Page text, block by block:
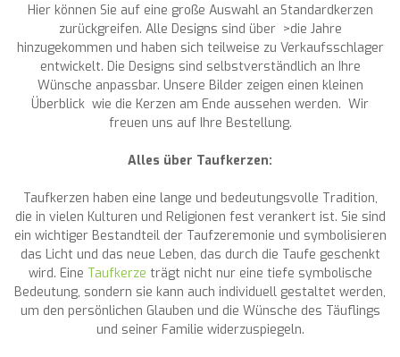
Hier können Sie auf eine große Auswahl an Standardkerzen
zurückgreifen. Alle Designs sind über >die Jahre
hinzugekommen und haben sich teilweise zu Verkaufsschlager
entwickelt. Die Designs sind selbstverständlich an Ihre
Wünsche anpassbar. Unsere Bilder zeigen einen kleinen
Überblick wie die Kerzen am Ende aussehen werden. Wir
freuen uns auf Ihre Bestellung.
Alles über Taufkerzen:
Taufkerzen haben eine lange und bedeutungsvolle Tradition,
die in vielen Kulturen und Religionen fest verankert ist. Sie sind
ein wichtiger Bestandteil der Taufzeremonie und symbolisieren
das Licht und das neue Leben, das durch die Taufe geschenkt
wird. Eine Taufkerze trägt nicht nur eine tiefe symbolische
Bedeutung, sondern sie kann auch individuell gestaltet werden,
um den persönlichen Glauben und die Wünsche des Täuflings
und seiner Familie widerzuspiegeln.